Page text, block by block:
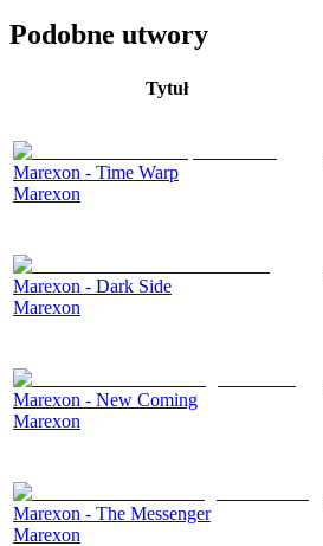
Podobne utwory
Tytuł
Marexon - Time Warp
Marexon
Marexon - Dark Side
Marexon
Marexon - New Coming
Marexon
Marexon - The Messenger
Marexon